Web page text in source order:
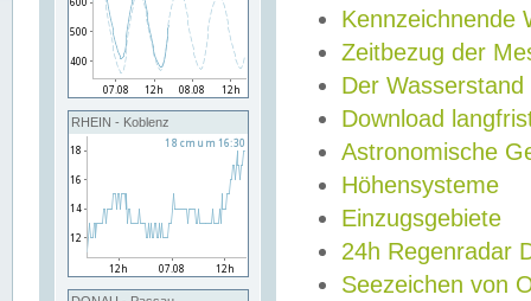
RHEIN - Koblenz
Kennzeichnende
Zeitbezug der
Der Wasserstand
Download
Astronomische
Höhensysteme
Einzugsgebiete
24h Regenradar
Seezeichen von